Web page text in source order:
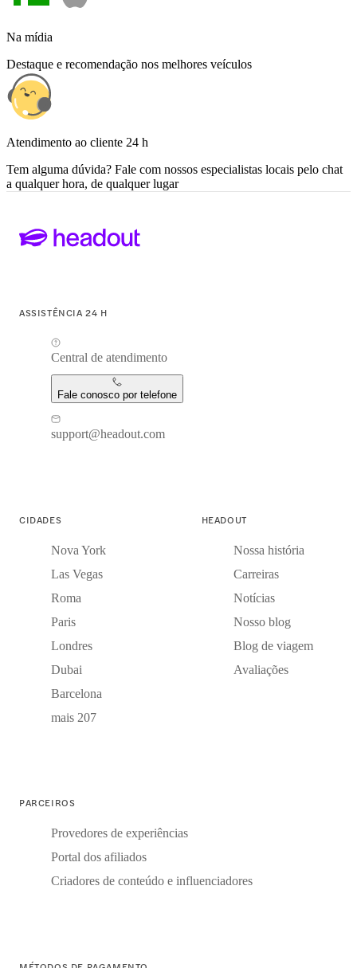
Na mídia
Destaque e recomendação nos melhores veículos
Atendimento ao cliente 24 h
Tem alguma dúvida? Fale com nossos especialistas locais pelo chat
a qualquer hora, de qualquer lugar
ASSISTÊNCIA 24 H
Central de atendimento
Fale conosco por telefone
support@headout.com
CIDADES
Nova York
Las Vegas
Roma
Paris
Londres
Dubai
Barcelona
mais 207
HEADOUT
Nossa história
Carreiras
Notícias
Nosso blog
Blog de viagem
Avaliações
PARCEIROS
Provedores de experiências
Portal dos afiliados
Criadores de conteúdo e influenciadores